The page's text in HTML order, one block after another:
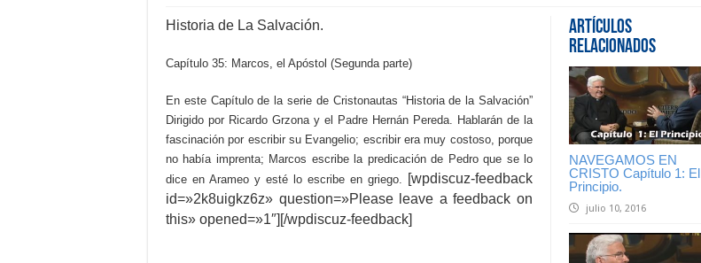
Artículos
Relacionados
NAVEGAMOS EN
CRISTO Capítulo 1: El
Principio.
julio 10, 2016
Historia de La Salvación.
Capítulo 35: Marcos, el Apóstol (Segunda parte)
En este Capítulo de la serie de Cristonautas “Historia de la Salvación”
Dirigido por Ricardo Grzona y el Padre Hernán Pereda. Hablarán de la
fascinación por escribir su Evangelio; escribir era muy costoso, porque
no había imprenta; Marcos escribe la predicación de Pedro que se lo
dice en Arameo y esté lo escribe en griego. [wpdiscuz-feedback
id=»2k8uigkz6z» question=»Please leave a feedback on
this» opened=»1″][/wpdiscuz-feedback]